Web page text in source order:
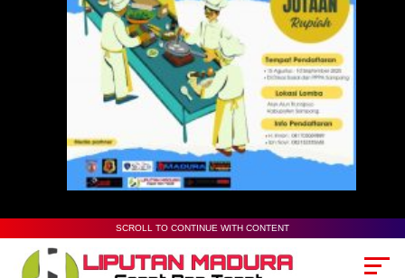
SCROLL TO CONTINUE WITH CONTENT